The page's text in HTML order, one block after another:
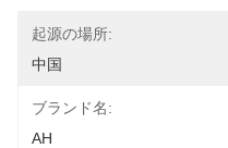
起源の場所:
中国
ブランド名:
AH